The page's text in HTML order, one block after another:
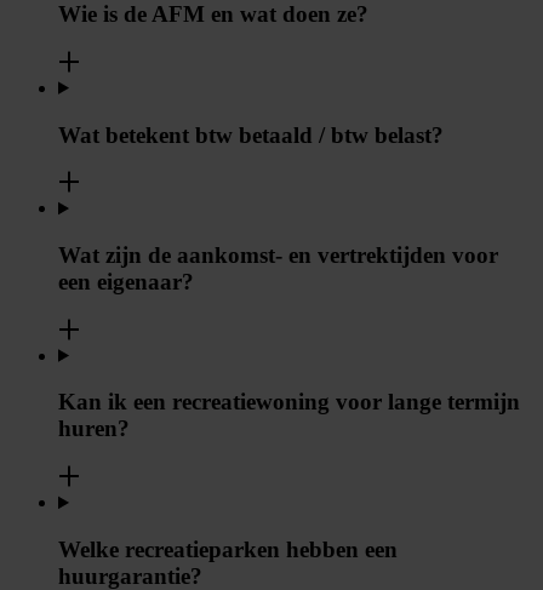
Wie is de AFM en wat doen ze?
Wat betekent btw betaald / btw belast?
Wat zijn de aankomst- en vertrektijden voor
een eigenaar?
Kan ik een recreatiewoning voor lange termijn
huren?
Welke recreatieparken hebben een
huurgarantie?